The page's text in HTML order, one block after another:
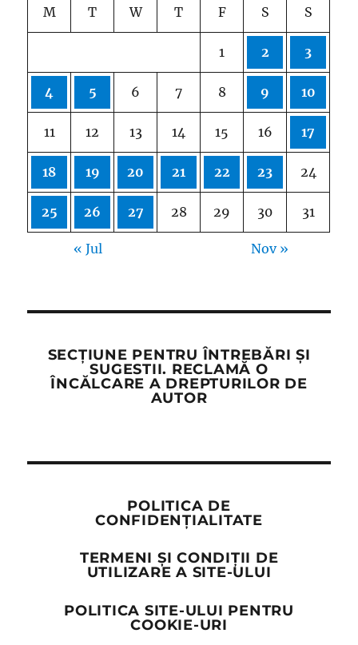
M T W T F S S
1 2 3
4 5 6 7 8 9 10
11 12 13 14 15 16 17
18 19 20 21 22 23 24
25 26 27 28 29 30 31
« Jul Nov »
SECȚIUNE PENTRU ÎNTREBĂRI ȘI
SUGESTII. RECLAMĂ O
ÎNCĂLCARE A DREPTURILOR DE
AUTOR
POLITICA DE
CONFIDENȚIALITATE
TERMENI ȘI CONDIȚII DE
UTILIZARE A SITE-ULUI
POLITICA SITE-ULUI PENTRU
COOKIE-URI